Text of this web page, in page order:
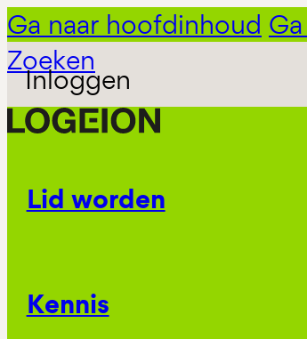
Ga naar hoofdinhoud
Zoeken
Inloggen
Lid worden
Kennis